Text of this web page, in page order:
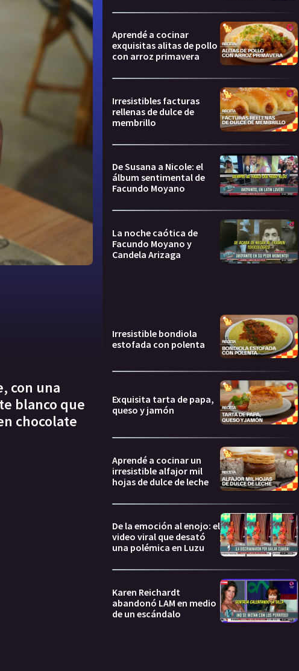
con una
blanco que
chocolate
Aprendé a cocinar
exquisitas alitas de pollo
con arroz primavera
Irresistibles facturas
rellenas de dulce de
membrillo
De Susana a Nicole: el
álbum sentimental de
Facundo Moyano
La noche caótica de
Facundo Moyano y
Candela Arizaga
Irresistible bondiola
estofada con polenta
Exquisita tarta de papa,
queso y jamón
Aprendé a cocinar un
irresistible alfajor mil
hojas de dulce de leche
De la emoción al enojo: el
video viral que desató
una polémica en Luzu
Karen Reichardt
abandonó LAM en medio
de un escándalo